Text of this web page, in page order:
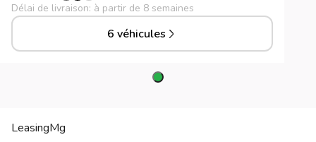
Délai de livraison: à partir de 8 semaines
6 véhicules
LeasingMg